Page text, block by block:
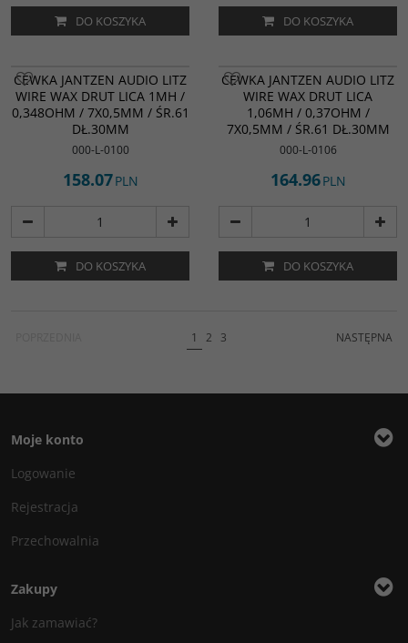
DO KOSZYKA DO KOSZYKA
CEWKA JANTZEN AUDIO LITZ
WIRE WAX DRUT LICA 1MH /
0,348OHM / 7X0,5MM / ŚR.61
DŁ.30MM
000-L-0100
158.07PLN
DO KOSZYKA
CEWKA JANTZEN AUDIO LITZ
WIRE WAX DRUT LICA
1,06MH / 0,37OHM /
7X0,5MM / ŚR.61 DŁ.30MM
000-L-0106
164.96PLN
DO KOSZYKA
1 2 3 NASTĘPNA
Moje konto
Logowanie
Rejestracja
Przechowalnia
Zakupy
Jak zamawiać?